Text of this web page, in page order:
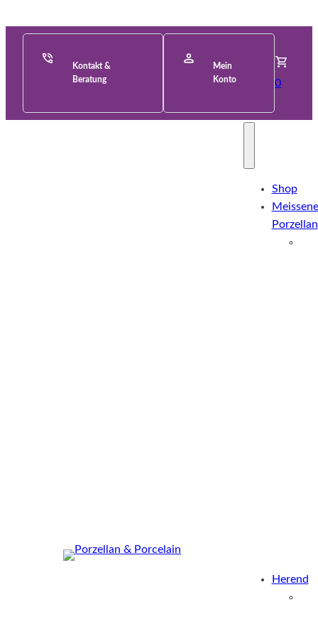
Kontakt &
Beratung
Mein
Konto
0
Shop
Porzellan
Herend